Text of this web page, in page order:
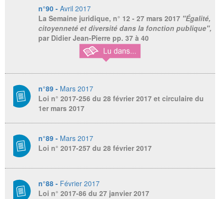
n°90 - Avril 2017
La Semaine juridique, n° 12 - 27 mars 2017 "Égalité,
citoyenneté et diversité dans la fonction publique",
par Didier Jean-Pierre pp. 37 à 40
n°89 - Mars 2017
Loi n° 2017-256 du 28 février 2017 et circulaire du
1er mars 2017
n°89 - Mars 2017
Loi n° 2017-257 du 28 février 2017
n°88 - Février 2017
Loi n° 2017-86 du 27 janvier 2017